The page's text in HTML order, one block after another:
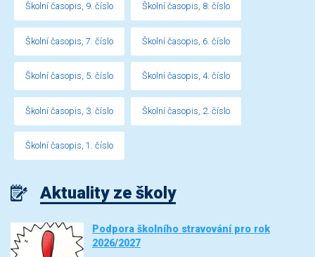
Školní časopis, 9. číslo Školní časopis, 8. číslo
Školní časopis, 7. číslo Školní časopis, 6. číslo
Školní časopis, 5. číslo Školní časopis, 4. číslo
Školní časopis, 3. číslo Školní časopis, 2. číslo
Školní časopis, 1. číslo
Aktuality ze školy
Podpora školního stravování pro rok
2026/2027